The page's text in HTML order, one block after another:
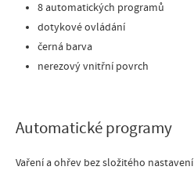
8 automatických programů
dotykové ovládání
černá barva
nerezový vnitřní povrch
Automatické programy
Vaření a ohřev bez složitého nastavení